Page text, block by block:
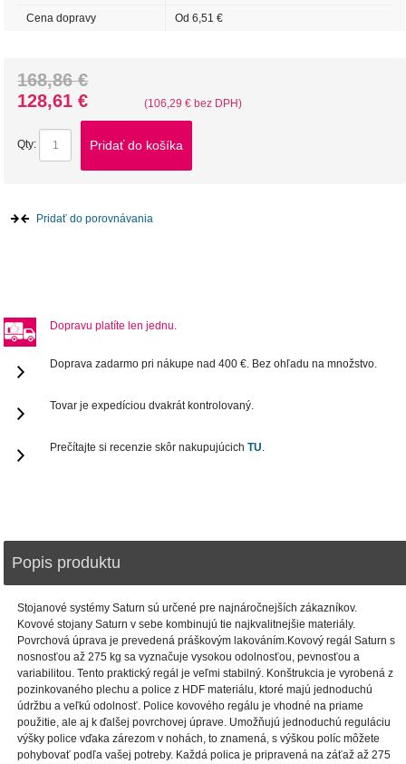
Cena dopravy Od 6,51 €
168,86 €
128,61 €
(106,29 € bez DPH)
Qty: Pridať do košíka
Pridať do porovnávania
Dopravu platíte len jednu.
Doprava zadarmo pri nákupe nad 400 €. Bez ohľadu na množstvo.
Tovar je expedíciou dvakrát kontrolovaný.
Prečítajte si recenzie skôr nakupujúcichTU.
Popis produktu
Stojanové systémy Saturn sú určené pre najnáročnejších zákazníkov.
Kovové stojany Saturn v sebe kombinujú tie najkvalitnejšie materiály.
Povrchová úprava je prevedená práškovým lakováním.Kovový regál Saturn s
nosnosťou až 275 kg sa vyznačuje vysokou odolnosťou, pevnosťou a
variabilitou. Tento praktický regál je veľmi stabilný. Konštrukcia je vyrobená z
pozinkovaného plechu a police z HDF materiálu, ktoré majú jednoduchú
údržbu a veľkú odolnosť. Police kovového regálu je vhodné na priame
použitie, ale aj k ďalšej povrchovej úprave. Umožňujú jednoduchú reguláciu
výšky police vďaka zárezom v nohách, to znamená, s výškou políc môžete
pohybovať podľa vašej potreby. Každá polica je pripravená na záťaž až 275